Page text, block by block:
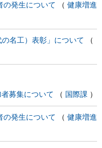
の発生について
健康増進
の名工）表彰」について
募集について 国際課
の発生について
健康増進